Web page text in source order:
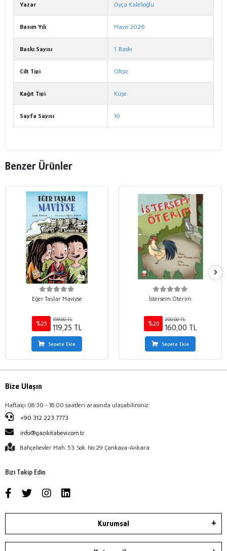
Yazar Oyça Kalelioğlu
Basım Yılı Mayıs 2026
Baskı Sayısı 1. Baskı
Cilt Tipi Ciltsiz
Kağıt Tipi Kuşe
Sayfa Sayısı 16
Benzer Ürünler
Eğer Taşlar Maviyse
%25
159,00 TL
119,25 TL
Sepete Ekle
İstersem Öterim
%20
200,00 TL
160,00 TL
Sepete Ekle
Bize Ulaşın
Haftaiçi 08:30 - 18:00 saatleri arasında ulaşabilirsiniz.
+90 312 223 7773
info@gazikitabevi.com.tr
Bahçelievler Mah. 53. Sok. No:29 Çankaya-Ankara
Bizi Takip Edin
Kurumsal